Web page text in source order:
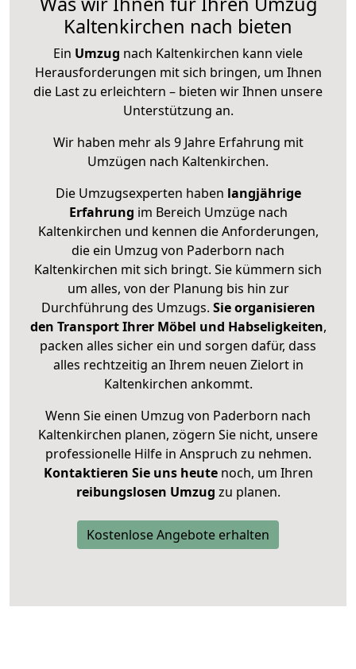
Kaltenkirchen nach bieten
Ein Umzug nach Kaltenkirchen kann viele
Herausforderungen mit sich bringen, um Ihnen
die Last zu erleichtern – bieten wir Ihnen unsere
Unterstützung an.
Wir haben mehr als 9 Jahre Erfahrung mit
Umzügen nach Kaltenkirchen.
Die Umzugsexperten haben langjährige
Erfahrung im Bereich Umzüge nach
Kaltenkirchen und kennen die Anforderungen,
die ein Umzug von Paderborn nach
Kaltenkirchen mit sich bringt. Sie kümmern sich
um alles, von der Planung bis hin zur
Durchführung des Umzugs. Sie organisieren
den Transport Ihrer Möbel und Habseligkeiten,
packen alles sicher ein und sorgen dafür, dass
alles rechtzeitig an Ihrem neuen Zielort in
Kaltenkirchen ankommt.
Wenn Sie einen Umzug von Paderborn nach
Kaltenkirchen planen, zögern Sie nicht, unsere
professionelle Hilfe in Anspruch zu nehmen.
Kontaktieren Sie uns heutenoch, um Ihren
reibungslosen Umzug zu planen.
Kostenlose Angebote erhalten